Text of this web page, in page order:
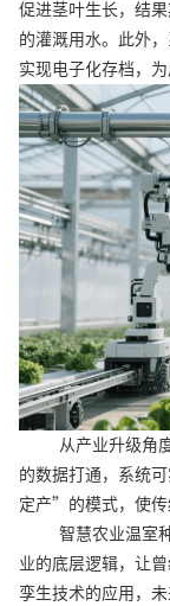
促进茎叶生长，结
的灌溉用水。此外
实现电子化存档，
从产业升级角
的数据打通，系统
定产”的模式，使
智慧农业温室
业的底层逻辑，让
孪生技术的应用，